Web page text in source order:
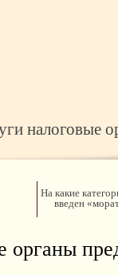
налоговые
На какие
введен
органы